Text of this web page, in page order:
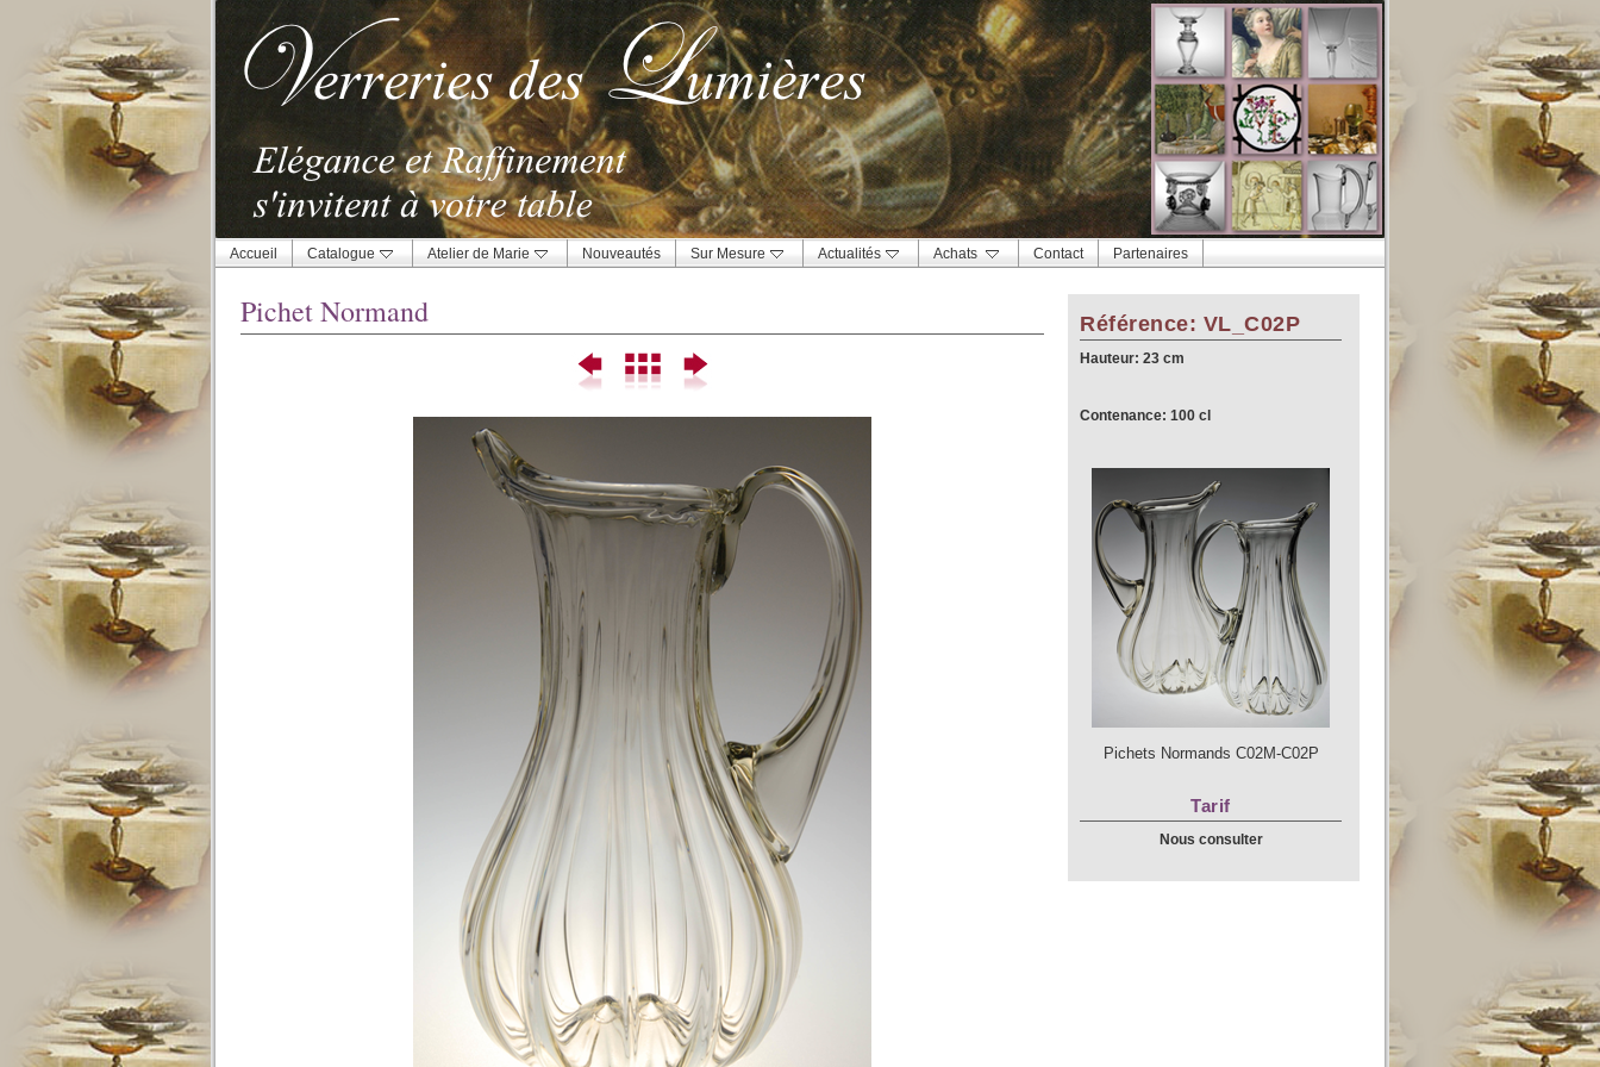
Accueil Catalogue Atelier de Marie Nouveautés Sur Mesure Actualités Achats Contact Partenaires
Référence: VL_C02P
Hauteur: 23 cm
Contenance: 100 cl
Pichets Normands C02M-C02P
Tarif
Nous consulter
Pichet Normand